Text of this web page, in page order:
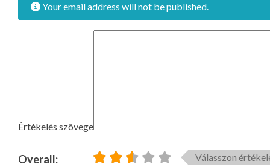
Your email address will not be published.
Értékelés szövege
Overall: Válasszon